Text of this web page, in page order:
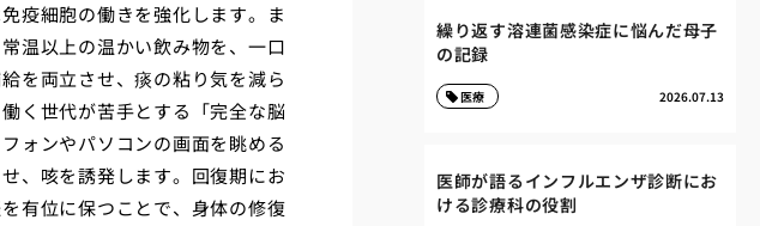
疫細胞の働きを強化します。ま
温以上の温かい飲み物を、一口
を両立させ、痰の粘り気を減ら
く世代が苦手とする「完全な脳
ォンやパソコンの画面を眺める
、咳を誘発します。回復期にお
有位に保つことで、身体の修復
繰り返す溶連菌感染症に悩んだ母子
の記録
2026.07.13
医療
医師が語るインフルエンザ診断にお
ける診療科の役割